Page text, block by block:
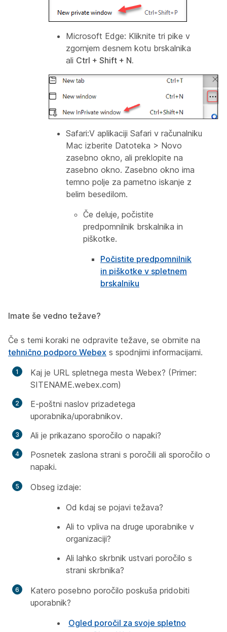
Microsoft Edge: Kliknite tri pike v
zgornjem desnem kotu brskalnika
ali Ctrl + Shift + N.
Safari:V aplikaciji Safari v računalniku
Mac izberite Datoteka > Novo
zasebno okno, ali preklopite na
zasebno okno. Zasebno okno ima
temno polje za pametno iskanje z
belim besedilom.
Če deluje, počistite
predpomnilnik brskalnika in
piškotke.
Počistite predpomnilnik
in piškotke v spletnem
brskalniku
Imate še vedno težave?
Če s temi koraki ne odpravite težave, se obrnite na
tehnično podporo Webex s spodnjimi informacijami.
Kaj je URL spletnega mesta Webex? (Primer:
SITENAME.webex.com)
E-poštni naslov prizadetega
uporabnika/uporabnikov.
Ali je prikazano sporočilo o napaki?
Posnetek zaslona strani s poročili ali sporočilo o
napaki.
Obseg izdaje:
Od kdaj se pojavi težava?
Ali to vpliva na druge uporabnike v
organizaciji?
Ali lahko skrbnik ustvari poročilo s
strani skrbnika?
Katero posebno poročilo poskuša pridobiti
uporabnik?
Ogled poročil za svoje spletno